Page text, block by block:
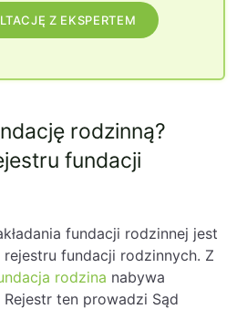
Z EKSPERTEM
rodzinną?
fundacji
fundacji rodzinnej jest
fundacji rodzinnych. Z
rodzina nabywa
ten prowadzi Sąd